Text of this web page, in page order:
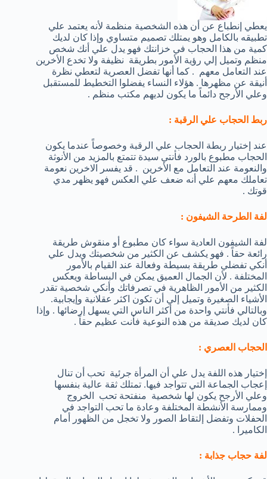
يعطي إنطباع عن أن هذه الشخصية منظمة لأنه يعتمد علي
تطبيقه بالكامل وهو يمتلك تصميم متساوي وإذا كان لديك
كمية من هذا الحجاب في خزانتك فهو يدل علي أنك شخص
منظم وتميل إلي رؤية الأمور بطريقة نظيفة ولا تخدع الأخرين
عند التعامل معهم . كما أنها تفضل العصرية لتعطي نظرة
أنيقة عن مظهرها . هؤلاء النساء يفضلوا التخطيط للمستقبل
وعلي الأرجح دائماً ما يكون لديهم مكتب منظم .
ربط الحجاب علي الرقبة :
عند إختيار ربطة الحجاب علي الرقبة وخصوصاً عندما يكون
الحجاب مطبوع بالورد فأنتي سيدة تتمتع بالمزيد من الأنوثة
والنعومة عند التعامل مع الأخرين . قد يفسر الاخرين نعومة
تعاملك معهم علي أنه ضعف علي العكس فهو يظهر مدي
قوتك .
لفة الطرحة الشيفون :
لفة الشيفون العادية سواء كان مطبوع أو منقوش طريقة
رائعة حقاً . فهو يكشف عن الكثير من شخصيتك ويدل علي
أنكي تفضلي طريقة بسيطة وفعالة عند القيام بالأمور
المختلفة . لأن الجمال العميق يمكن في البساطة ويعكس
الكثير من الأمور الظاهرية في تصرفاتك وأنكي شخصية تقدر
الأشياء الصغيرة وتميل إلي أن تكون اكثر عقلانية وإيجابية.
وبالتالي فأنتي واحدة من أكثر الناس التي يسهل إرضائها . وإذا
كان لديك صديقة من هذه النوعية فأنت عظيم حقاً .
الحجاب العصري :
إختيار هذه اللفة يدل علي أن المرأة جرئية تحب أن تنال
إعجاب الجماعة التي تتواجد فيها. تمتلك ثقة عالية بنفسها
وعلي الأرجح يكون لها شخصية منفتحة تحب الخروج
وممارسة الأنشطة المختلفة وعادة ما تحب التواجد في
الحفلات وتفضل إلتقاط الصور ولا تخجل من الظهور أمام
الكاميرا .
لفة حجاب جذابة :